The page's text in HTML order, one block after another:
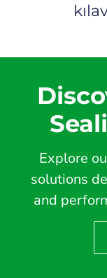
Explore
solutions
and